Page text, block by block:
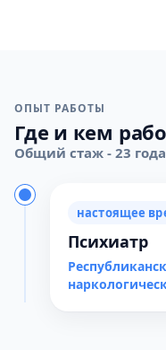
ОПЫТ РАБОТЫ
Где и кем
Общий стаж - 23
настоящее
Психиатр